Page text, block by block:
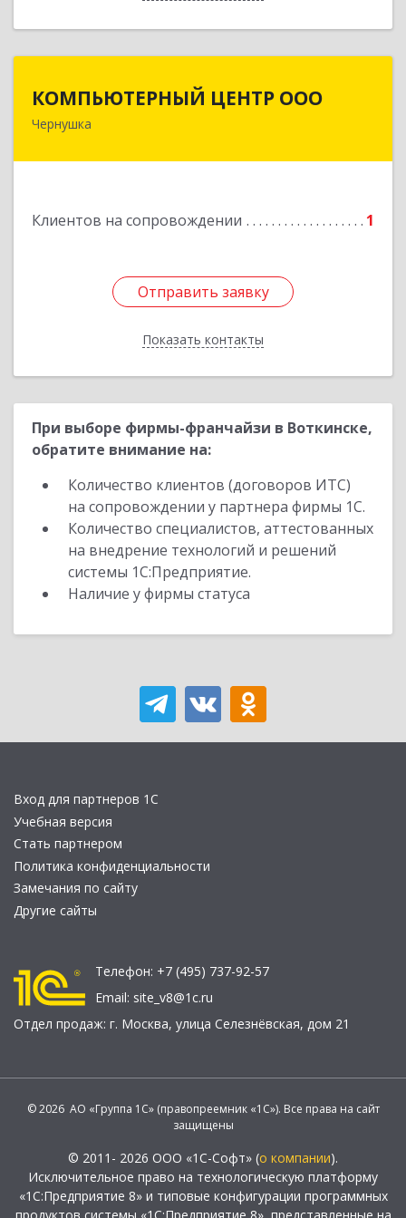
КОМПЬЮТЕРНЫЙ ЦЕНТР ООО
Чернушка
Клиентов на сопровождении 1
Отправить заявку
Показать контакты
КОМПЬЮТЕРНЫЙ ЦЕНТР ООО
Отправить заявку
Назад
При выборе фирмы-франчайзи в Воткинске,
обратите внимание на:
Количество клиентов (договоров ИТС)
на сопровождении у партнера фирмы 1С.
Количество специалистов, аттестованных
на внедрение технологий и решений
системы 1С:Предприятие.
Наличие у фирмы статуса
Вход для партнеров 1С
Учебная версия
Стать партнером
Политика конфиденциальности
Замечания по сайту
Другие сайты
Телефон: +7 (495) 737-92-57
Email: site_v8@1c.ru
Отдел продаж: г. Москва, улица Селезнёвская, дом 21
© 2026 АО «Группа 1С» (правопреемник «1С»). Все права на сайт
защищены
© 2011- 2026 ООО «1С-Софт» (о компании).
Исключительное право на технологическую платформу
«1С:Предприятие 8» и типовые конфигурации программных